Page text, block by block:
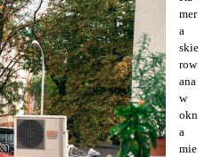
mer
a
skie
row
ana
w
okn
a
mie